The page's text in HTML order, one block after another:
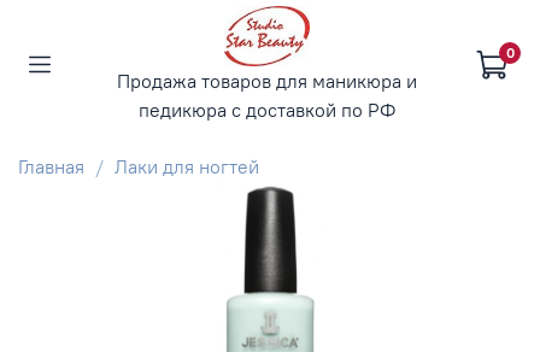
Продажа товаров для маникюра и
педикюра с доставкой по РФ
0
Главная Лаки для ногтей